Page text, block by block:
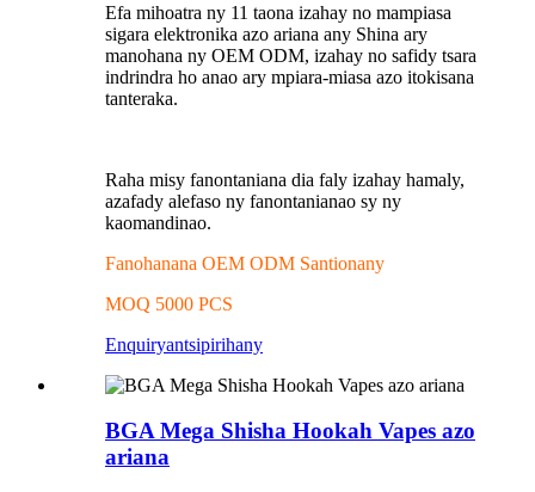
Efa mihoatra ny 11 taona izahay no mampiasa
sigara elektronika azo ariana any Shina ary
manohana ny OEM ODM, izahay no safidy tsara
indrindra ho anao ary mpiara-miasa azo itokisana
tanteraka.
Raha misy fanontaniana dia faly izahay hamaly,
azafady alefaso ny fanontanianao sy ny
kaomandinao.
Fanohanana OEM ODM Santionany
MOQ 5000 PCS
Enquiryantsipirihany
BGA Mega Shisha Hookah Vapes azo
ariana